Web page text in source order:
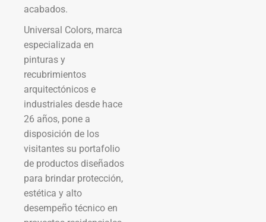
acabados.
Universal Colors, marca
especializada en
pinturas y
recubrimientos
arquitectónicos e
industriales desde hace
26 años, pone a
disposición de los
visitantes su portafolio
de productos diseñados
para brindar protección,
estética y alto
desempeño técnico en